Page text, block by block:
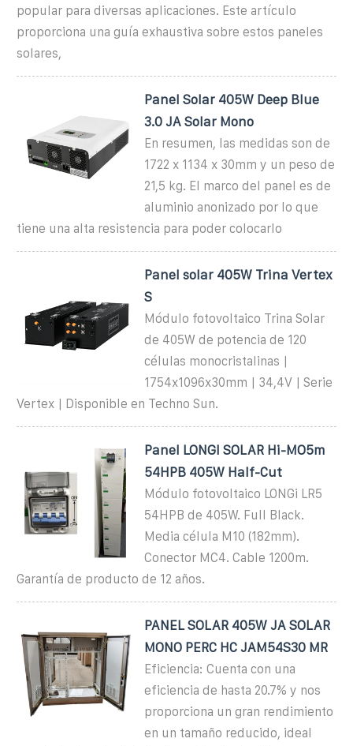
popular para diversas aplicaciones. Este artículo
proporciona una guía exhaustiva sobre estos paneles
solares,
Panel Solar 405W Deep Blue
3.0 JA Solar Mono
En resumen, las medidas son de
1722 x 1134 x 30mm y un peso de
21,5 kg. El marco del panel es de
aluminio anonizado por lo que
tiene una alta resistencia para poder colocarlo
Panel solar 405W Trina Vertex
S
Módulo fotovoltaico Trina Solar
de 405W de potencia de 120
células monocristalinas |
1754x1096x30mm | 34,4V | Serie
Vertex | Disponible en Techno Sun.
Panel LONGI SOLAR Hi-MO5m
54HPB 405W Half-Cut
Módulo fotovoltaico LONGi LR5
54HPB de 405W. Full Black.
Media célula M10 (182mm).
Conector MC4. Cable 1200m.
Garantía de producto de 12 años.
PANEL SOLAR 405W JA SOLAR
MONO PERC HC JAM54S30 MR
Eficiencia: Cuenta con una
eficiencia de hasta 20.7% y nos
proporciona un gran rendimiento
en un tamaño reducido, ideal